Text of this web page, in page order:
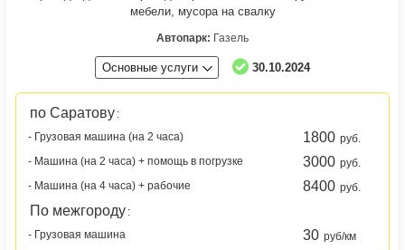
мебели, мусора на свалку
Автопарк: Газель
Основные услуги 30.10.2024
по Саратову :
- Грузовая машина (на 2 часа)
1800 руб.
- Машина (на 2 часа) + помощь в погрузке
3000 руб.
- Машина (на 4 часа) + рабочие
8400 руб.
По межгороду :
- Грузовая машина
30 руб/км